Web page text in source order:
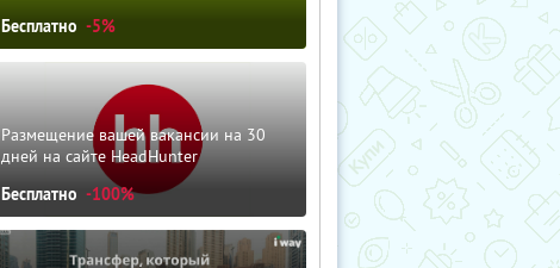
Бесплатно -5%
Размещение вашей вакансии на 30
дней на сайте HeadHunter
Бесплатно -100%